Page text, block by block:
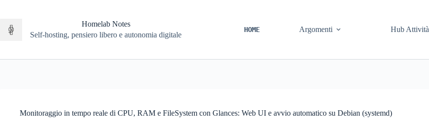
Homelab Notes
Self-hosting, pensiero libero e autonomia digitale
HOME Argomenti Hub Attività
Monitoraggio in tempo reale di CPU, RAM e FileSystem con Glances: Web UI e avvio automatico su Debian (systemd)